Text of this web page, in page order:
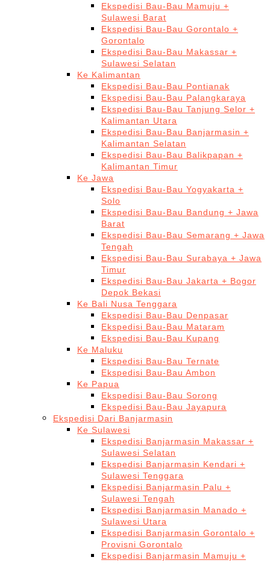
Ekspedisi Bau-Bau Mamuju +
Sulawesi Barat
Ekspedisi Bau-Bau Gorontalo +
Gorontalo
Ekspedisi Bau-Bau Makassar +
Sulawesi Selatan
Ke Kalimantan
Ekspedisi Bau-Bau Pontianak
Ekspedisi Bau-Bau Palangkaraya
Ekspedisi Bau-Bau Tanjung Selor +
Kalimantan Utara
Ekspedisi Bau-Bau Banjarmasin +
Kalimantan Selatan
Ekspedisi Bau-Bau Balikpapan +
Kalimantan Timur
Ke Jawa
Ekspedisi Bau-Bau Yogyakarta +
Solo
Ekspedisi Bau-Bau Bandung + Jawa
Barat
Ekspedisi Bau-Bau Semarang + Jawa
Tengah
Ekspedisi Bau-Bau Surabaya + Jawa
Timur
Ekspedisi Bau-Bau Jakarta + Bogor
Depok Bekasi
Ke Bali Nusa Tenggara
Ekspedisi Bau-Bau Denpasar
Ekspedisi Bau-Bau Mataram
Ekspedisi Bau-Bau Kupang
Ke Maluku
Ekspedisi Bau-Bau Ternate
Ekspedisi Bau-Bau Ambon
Ke Papua
Ekspedisi Bau-Bau Sorong
Ekspedisi Bau-Bau Jayapura
Ekspedisi Dari Banjarmasin
Ke Sulawesi
Ekspedisi Banjarmasin Makassar +
Sulawesi Selatan
Ekspedisi Banjarmasin Kendari +
Sulawesi Tenggara
Ekspedisi Banjarmasin Palu +
Sulawesi Tengah
Ekspedisi Banjarmasin Manado +
Sulawesi Utara
Ekspedisi Banjarmasin Gorontalo +
Provisni Gorontalo
Ekspedisi Banjarmasin Mamuju +